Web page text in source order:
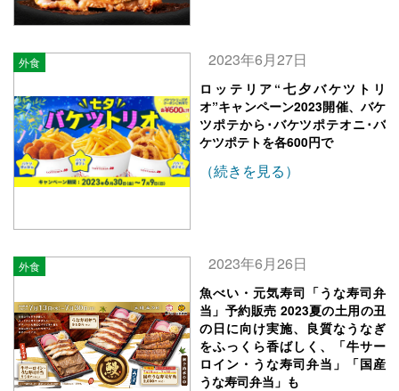
外食 2023年6月27日
ロッテリア“七夕バケツトリ
オ”キャンペーン2023開催、バケ
ツポテから･バケツポテオニ･バ
ケツポテトを各600円で
（続きを見る）
外食 2023年6月26日
魚べい・元気寿司「うな寿司弁
当」予約販売 2023夏の土用の丑
の日に向け実施、良質なうなぎ
をふっくら香ばしく、「牛サー
ロイン・うな寿司弁当」「国産
うな寿司弁当」も